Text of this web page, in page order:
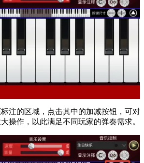
注的区域，点击其中的加减按钮，可对
操作，以此满足不同玩家的弹奏需求。